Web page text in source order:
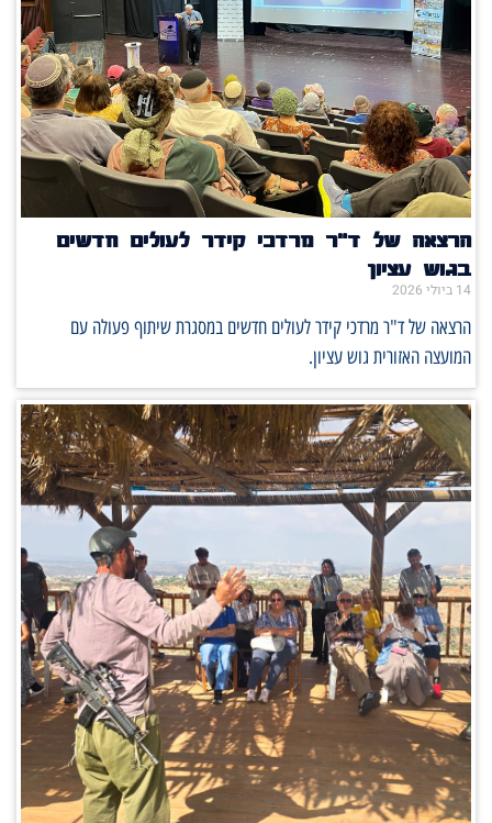
הרצאה של ד"ר מרדכי קידר לעולים חדשים
בגוש עציון
14 ביולי 2026
הרצאה של ד"ר מרדכי קידר לעולים חדשים במסגרת שיתוף פעולה עם
המועצה האזורית גוש עציון.